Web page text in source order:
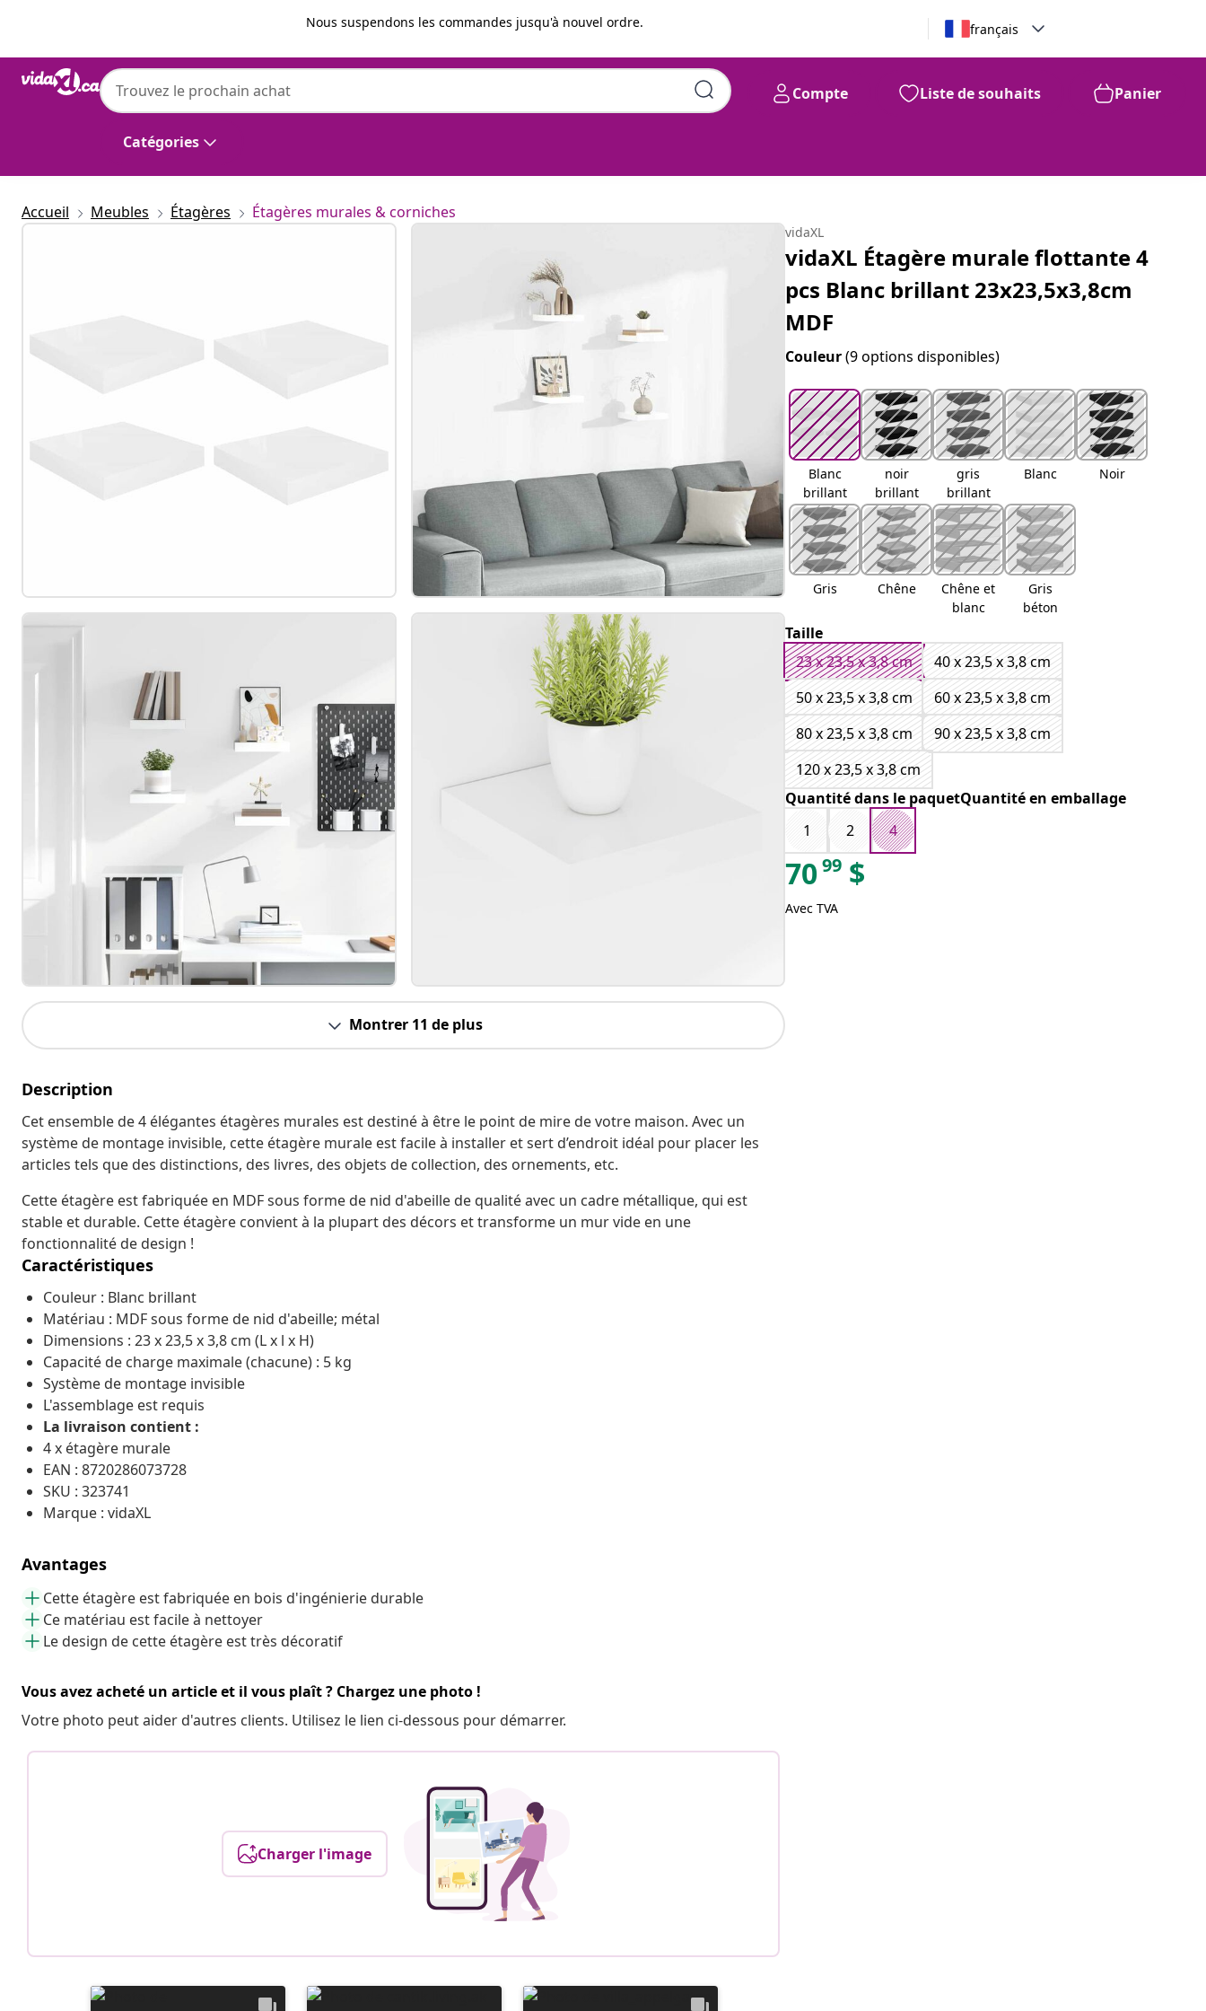
Nous suspendons les commandes jusqu'à nouvel ordre. français
Catégories
Compte Liste de souhaits Panier
vidaXL
vidaXL Étagère murale flottante 4 pcs Blanc brillant 23x23,5x3,8cm
MDF
99 $
Accueil Meubles Étagères Étagères murales & corniches
Montrer 11 de plus
Description
Cet ensemble de 4 élégantes étagères murales est destiné à être le point de mire de votre maison. Avec un
système de montage invisible, cette étagère murale est facile à installer et sert d’endroit idéal pour placer les
articles tels que des distinctions, des livres, des objets de collection, des ornements, etc.
Cette étagère est fabriquée en MDF sous forme de nid d'abeille de qualité avec un cadre métallique, qui est
stable et durable. Cette étagère convient à la plupart des décors et transforme un mur vide en une
fonctionnalité de design !
Caractéristiques
Couleur : Blanc brillant
Matériau : MDF sous forme de nid d'abeille; métal
Dimensions : 23 x 23,5 x 3,8 cm (L x l x H)
Capacité de charge maximale (chacune) : 5 kg
Système de montage invisible
L'assemblage est requis
La livraison contient :
4 x étagère murale
EAN : 8720286073728
SKU : 323741
Marque : vidaXL
Avantages
Cette étagère est fabriquée en bois d'ingénierie durable
Ce matériau est facile à nettoyer
Le design de cette étagère est très décoratif
Vous avez acheté un article et il vous plaît ? Chargez une photo !
Votre photo peut aider d'autres clients. Utilisez le lien ci-dessous pour démarrer.
Charger l'image
vidaXL
vidaXL Étagère murale flottante 4
pcs Blanc brillant 23x23,5x3,8cm
MDF
Couleur(9 options disponibles)
Blanc
brillant
noir
brillant
gris
brillant
Blanc Noir
Gris Chêne
Chêne et
blanc
Gris
béton
Taille
23 x 23,5 x 3,8 cm
40 x 23,5 x 3,8 cm
50 x 23,5 x 3,8 cm
60 x 23,5 x 3,8 cm
80 x 23,5 x 3,8 cm
90 x 23,5 x 3,8 cm
120 x 23,5 x 3,8 cm
Quantité dans le paquetQuantité en emballage
1
2 4
7099 $
Avec TVA